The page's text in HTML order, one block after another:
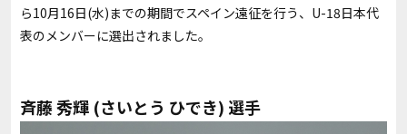
ら10月16日(水)までの期間でスペイン遠征を行う、U-18日本代
表のメンバーに選出されました。
斉藤 秀輝 (さいとう ひでき) 選手